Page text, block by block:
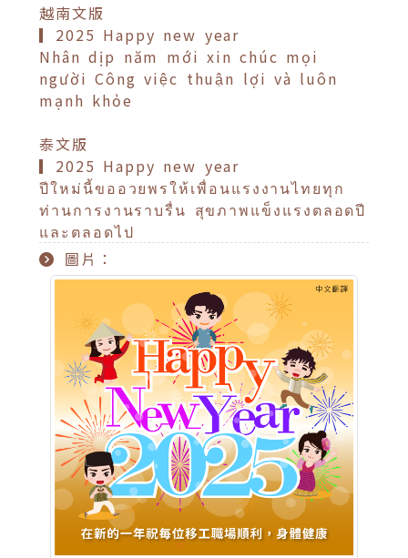
越南文版
▎2025 Happy new year
Nhân dịp năm mới xin chúc mọi
người Công việc thuận lợi và luôn
mạnh khỏe
泰文版
▎2025 Happy new year
ปีใหม่นี้ขออวยพรให้เพื่อนแรงงานไทยทุก
ท่านการงานราบรื่น สุขภาพแข็งแรงตลอดปี
และตลอดไป
圖片：